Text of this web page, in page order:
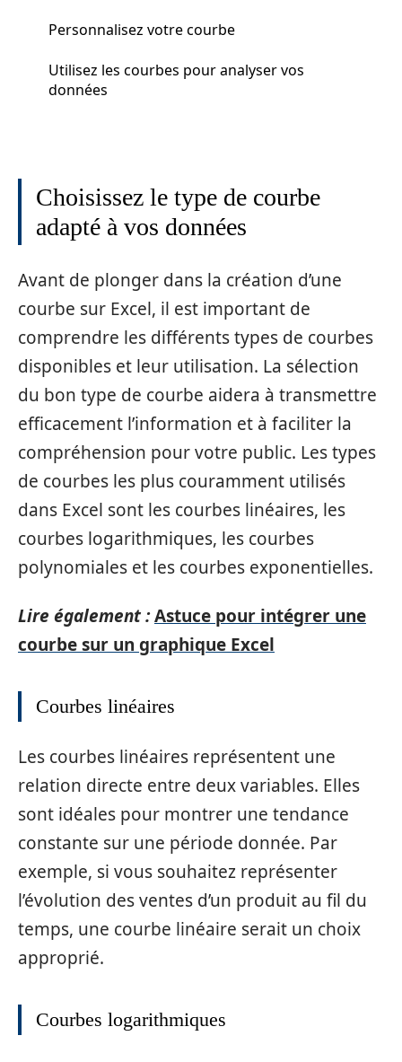
Personnalisez votre courbe
Utilisez les courbes pour analyser vos
données
Choisissez le type de courbe
adapté à vos données
Avant de plonger dans la création d’une
courbe sur Excel, il est important de
comprendre les différents types de courbes
disponibles et leur utilisation. La sélection
du bon type de courbe aidera à transmettre
efficacement l’information et à faciliter la
compréhension pour votre public. Les types
de courbes les plus couramment utilisés
dans Excel sont les courbes linéaires, les
courbes logarithmiques, les courbes
polynomiales et les courbes exponentielles.
Lire également :Astuce pour intégrer une
courbe sur un graphique Excel
Courbes linéaires
Les courbes linéaires représentent une
relation directe entre deux variables. Elles
sont idéales pour montrer une tendance
constante sur une période donnée. Par
exemple, si vous souhaitez représenter
l’évolution des ventes d’un produit au fil du
temps, une courbe linéaire serait un choix
approprié.
Courbes logarithmiques